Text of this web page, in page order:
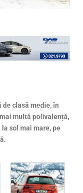
de clasă medie, în
multă polivalență,
sol mai mare, pe